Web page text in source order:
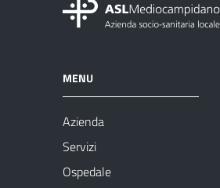
MENU
Azienda
Servizi
Ospedale